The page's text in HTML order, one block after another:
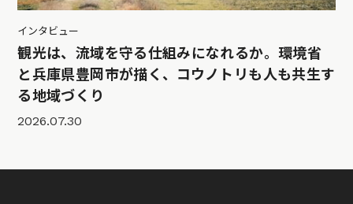
インタビュー
観光は、流域を守る仕組みになれるか。環境省
と兵庫県豊岡市が描く、コウノトリも人も共生す
る地域づくり
2026.07.30